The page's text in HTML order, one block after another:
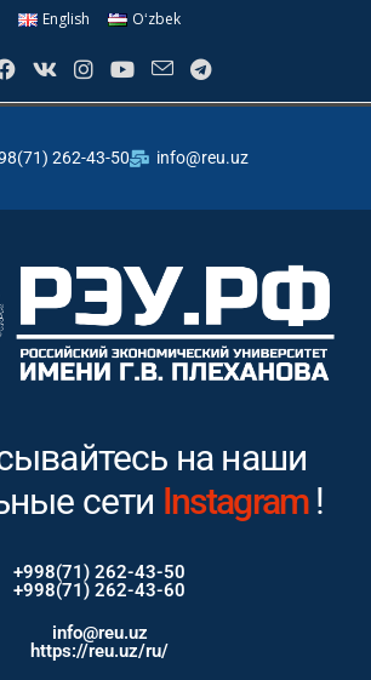
English Oʻzbek
262-43-50 info@reu.uz
на наши
сети Youtube!
+998(71) 262-43-50
+998(71) 262-43-60
info@reu.uz
https://reu.uz/ru/